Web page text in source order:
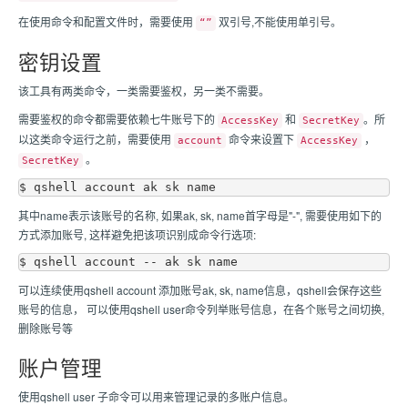
在使用命令和配置文件时，需要使用
“” 双引号,不能使用单引号。
密钥设置
该工具有两类命令，一类需要鉴权，另一类不需要。
需要鉴权的命令都需要依赖七牛账号下的
AccessKey 和 SecretKey 。所
以这类命令运行之前，需要使用
account 命令来设置下 AccessKey ，
SecretKey 。
其中name表示该账号的名称, 如果ak, sk, name首字母是"-", 需要使用如下的
方式添加账号, 这样避免把该项识别成命令行选项:
可以连续使用qshell account 添加账号ak, sk, name信息，qshell会保存这些
账号的信息， 可以使用qshell user命令列举账号信息，在各个账号之间切换,
删除账号等
账户管理
使用qshell user 子命令可以用来管理记录的多账户信息。